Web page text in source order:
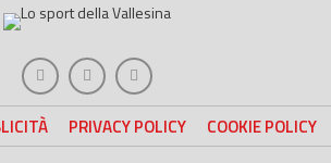
PRIVACY POLICY COOKIE POLICY